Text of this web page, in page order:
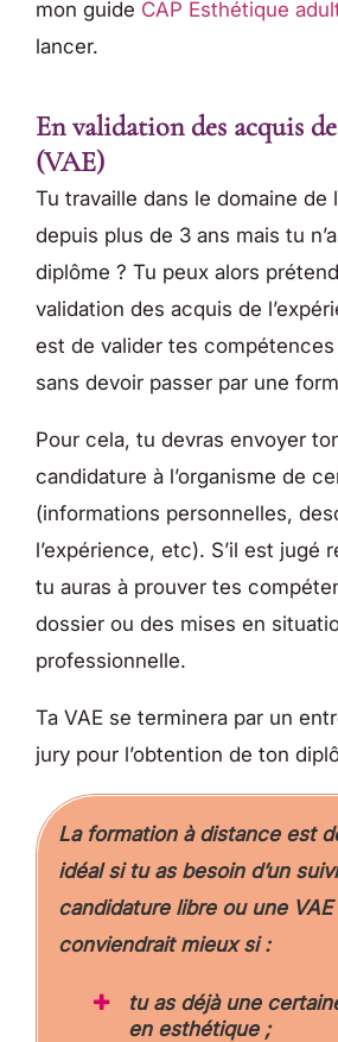
mon guide CAP Esthétique
lancer.
En validation des acquis
(VAE)
Tu travaille dans le domaine de
depuis plus de 3 ans mais tu
diplôme ? Tu peux alors
validation des acquis de
est de valider tes compétences
sans devoir passer par une
Pour cela, tu devras envoyer
candidature à l’organisme de
(informations personnelles,
l’expérience, etc). S’il est jugé
tu auras à prouver tes
dossier ou des mises en
professionnelle.
Ta VAE se terminera par un
jury pour l’obtention de ton
La formation à distance est
idéal si tu as besoin d’un
candidature libre ou une VAE
conviendrait mieux si :
tu as déjà une
en esthétique ;